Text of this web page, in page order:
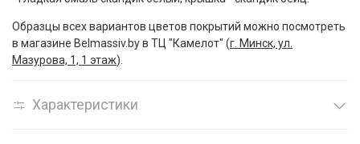
Образцы всех вариантов цветов покрытий можно посмотреть
в магазине Belmassiv.by в ТЦ "Камелот" (г. Минск, ул.
Мазурова, 1, 1 этаж).
Характеристики